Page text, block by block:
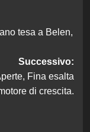
tesa a Belen,
Successivo:
Fina esalta
di crescita.